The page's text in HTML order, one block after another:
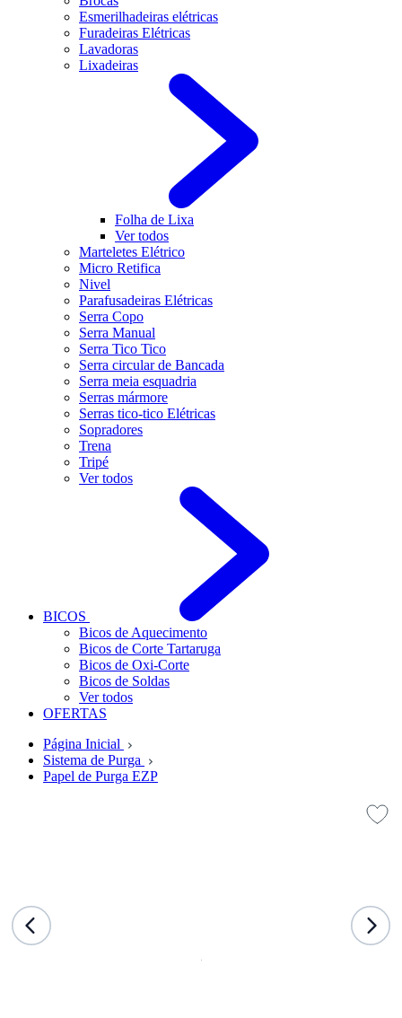
Esmerilhadeiras elétricas
Furadeiras Elétricas
Lavadoras
Lixadeiras
Folha de Lixa
Ver todos
Marteletes Elétrico
Micro Retifica
Nivel
Parafusadeiras Elétricas
Serra Copo
Serra Manual
Serra Tico Tico
Serra circular de Bancada
Serra meia esquadria
Serras mármore
Serras tico-tico Elétricas
Sopradores
Trena
Tripé
Ver todos
BICOS
Bicos de Aquecimento
Bicos de Corte Tartaruga
Bicos de Oxi-Corte
Bicos de Soldas
Ver todos
OFERTAS
Página Inicial
Sistema de Purga
Papel de Purga EZP